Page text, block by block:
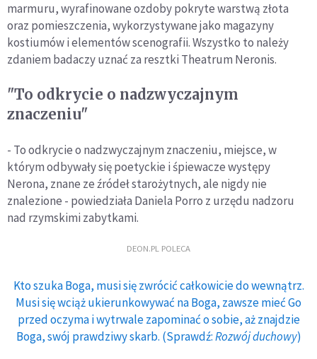
marmuru, wyrafinowane ozdoby pokryte warstwą złota
oraz pomieszczenia, wykorzystywane jako magazyny
kostiumów i elementów scenografii. Wszystko to należy
zdaniem badaczy uznać za resztki Theatrum Neronis.
"To odkrycie o nadzwyczajnym
znaczeniu"
- To odkrycie o nadzwyczajnym znaczeniu, miejsce, w
którym odbywały się poetyckie i śpiewacze występy
Nerona, znane ze źródeł starożytnych, ale nigdy nie
znalezione - powiedziała Daniela Porro z urzędu nadzoru
nad rzymskimi zabytkami.
DEON.PL POLECA
Kto szuka Boga, musi się zwrócić całkowicie do wewnątrz.
Musi się wciąż ukierunkowywać na Boga, zawsze mieć Go
przed oczyma i wytrwale zapominać o sobie, aż znajdzie
Boga, swój prawdziwy skarb. (Sprawdź:Rozwój duchowy)